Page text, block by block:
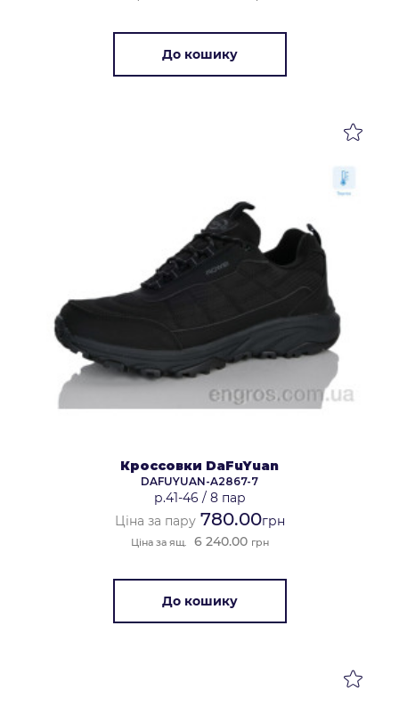
До кошику
Кроссовки DaFuYuan
DAFUYUAN-A2867-7
р.41-46 / 8 пар
Ціна за пару780.00грн
Ціна за ящ. 6 240.00 грн
До кошику